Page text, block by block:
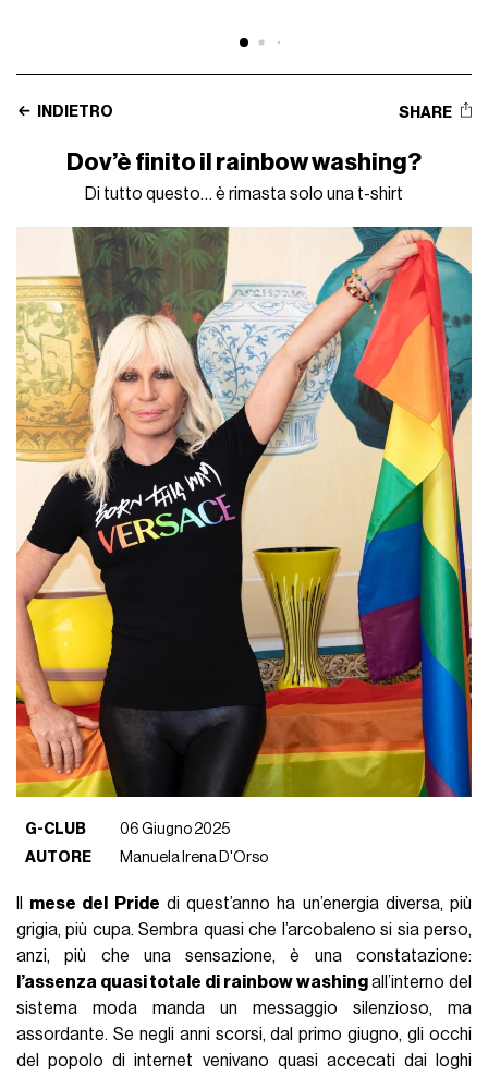
INDIETRO SHARE
Dov’è finito il rainbow washing?
Di tutto questo… è rimasta solo una t-shirt
G-CLUB
06 Giugno 2025
AUTORE
Manuela Irena D'Orso
mese del Pride di quest’anno ha un’energia diversa, più
grigia, più cupa. Sembra quasi che l’arcobaleno si sia perso,
anzi, più che una sensazione, è una constatazione:
l’assenza quasi totale di rainbow washingall’interno del
sistema moda manda un messaggio silenzioso, ma
assordante. Se negli anni scorsi, dal primo giugno, gli occhi
del popolo di internet venivano quasi accecati dai loghi